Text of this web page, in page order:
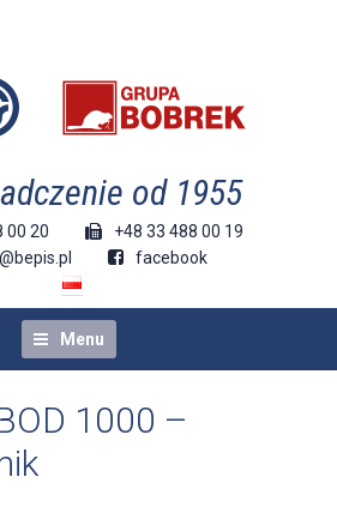
od 1955
00 20
+48 33 488 00 19
facebook
Menu
1000 –